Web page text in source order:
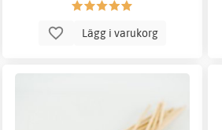
Lägg i varukorg